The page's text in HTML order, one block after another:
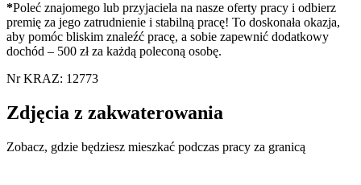
*Poleć znajomego lub przyjaciela na nasze oferty pracy i odbierz
premię za jego zatrudnienie i stabilną pracę! To doskonała okazja,
aby pomóc bliskim znaleźć pracę, a sobie zapewnić dodatkowy
dochód – 500 zł za każdą poleconą osobę.
Nr KRAZ: 12773
Zdjęcia z zakwaterowania
Zobacz, gdzie będziesz mieszkać podczas pracy za granicą